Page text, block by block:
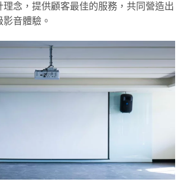
理念，提供顧客最佳的服務，共同營造出
音體驗。